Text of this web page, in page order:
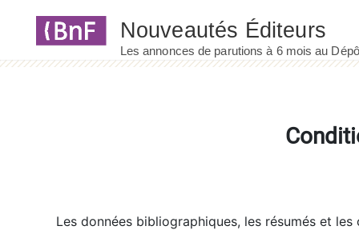
Les données bibliographiques, les résumés et